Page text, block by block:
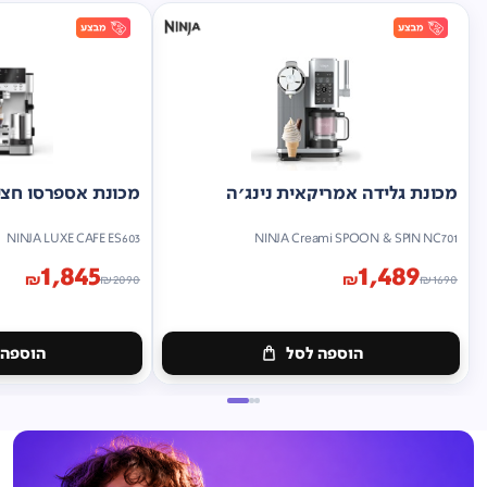
מכונת גלידה אמריקאית נינג'ה
NINJA Creami SPOON & SPIN NC701
₪1690
₪1,489
הוספה לסל
מכונת אספרסו
NINJA LUXE CAFE ES603
₪2090
₪1,845